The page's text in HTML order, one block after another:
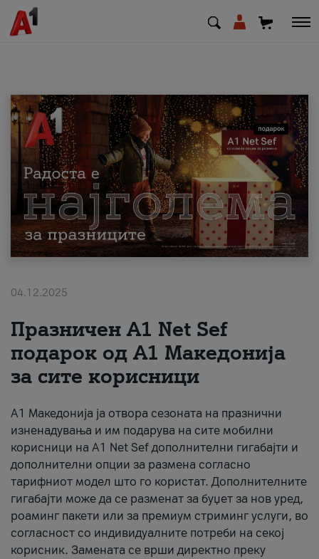
МК EN SQ
Приватни Деловни
Поддршка
Надополни кредит
За нас
#ПодобарОнлајн
04.12.2025
Празничен A1 Net Sеf
подарок од А1 Македонија
за сите корисници
А1 Македонија ја отвора сезоната на празнични
изненадувања и им подарува на сите мобилни
корисници на A1 Net Sef дополнителни гигабајти и
дополнителни опции за размена согласно
тарифниот модел што го користат. Дополнителните
гигабајти може да се разменат за буџет за нов уред,
роаминг пакети или за премиум стриминг услуги, во
согласност со индивидуалните потреби на секој
корисник. Замената се врши директно преку